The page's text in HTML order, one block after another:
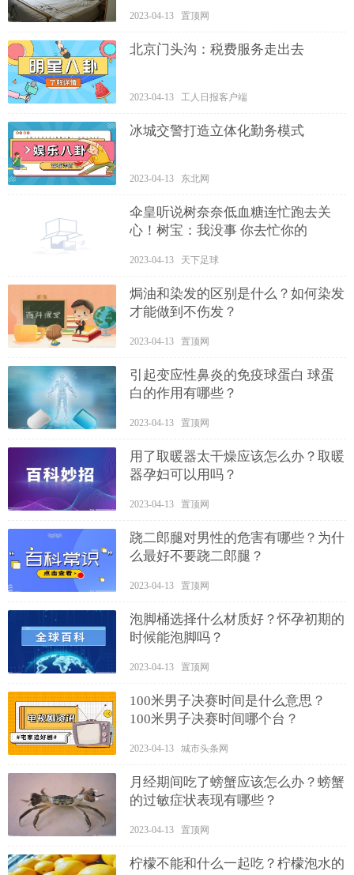
2023-04-13 置顶网
北京门头沟：税费服务走出去
2023-04-13 工人日报客户端
冰城交警打造立体化勤务模式
2023-04-13 东北网
伞皇听说树奈奈低血糖连忙跑去关
心！树宝：我没事 你去忙你的
2023-04-13 天下足球
焗油和染发的区别是什么？如何染发
才能做到不伤发？
2023-04-13 置顶网
引起变应性鼻炎的免疫球蛋白 球蛋
白的作用有哪些？
2023-04-13 置顶网
用了取暖器太干燥应该怎么办？取暖
器孕妇可以用吗？
2023-04-13 置顶网
跷二郎腿对男性的危害有哪些？为什
么最好不要跷二郎腿？
2023-04-13 置顶网
泡脚桶选择什么材质好？怀孕初期的
时候能泡脚吗？
2023-04-13 置顶网
100米男子决赛时间是什么意思？
100米男子决赛时间哪个台？
2023-04-13 城市头条网
月经期间吃了螃蟹应该怎么办？螃蟹
的过敏症状表现有哪些？
2023-04-13 置顶网
柠檬不能和什么一起吃？柠檬泡水的